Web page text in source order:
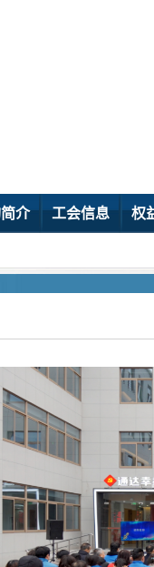
介 工会信息 权